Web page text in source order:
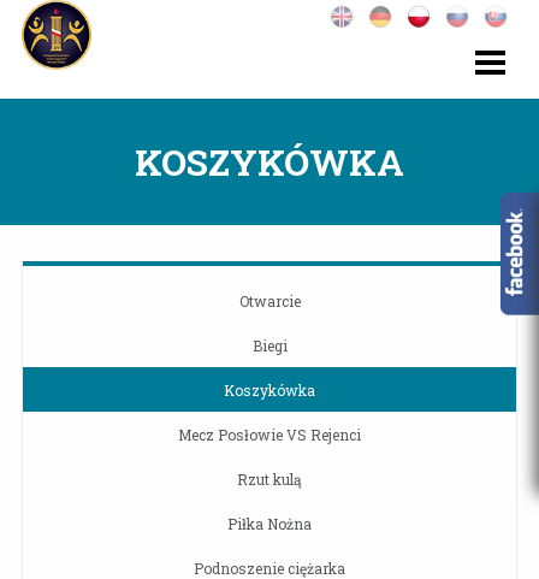
KOSZYKÓWKA
Otwarcie
Biegi
Koszykówka
Mecz Posłowie VS Rejenci
Rzut kulą
Piłka Nożna
Podnoszenie ciężarka